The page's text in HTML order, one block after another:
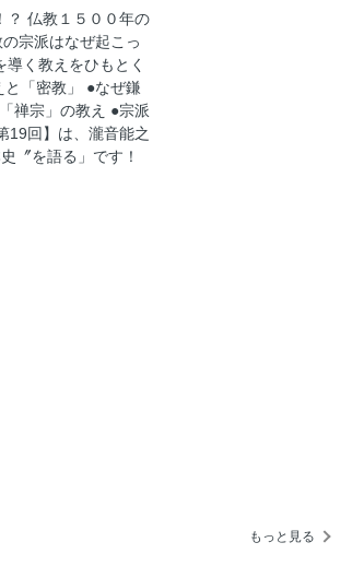
「古代史から考え
！？ 仏教１５０
！ ●仏教の宗派は
トと図表でまるわ
釈迦」入門
が強く第一義の仕
重んじる「禅
ます
？ 仏教１５００年の
宗派はなぜ起こっ
く教えをひもとく
「密教」 ●なぜ鎌
禅宗」の教え ●宗派
19回】は、瀧音能之
〞を語る」です！
もっと見る